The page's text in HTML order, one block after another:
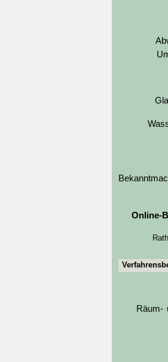
Online-
Räum-